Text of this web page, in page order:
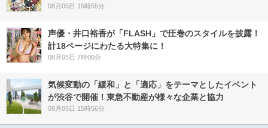
08月05日 15時55分
声優・井口裕香が「FLASH」で圧巻のスタイルを披露！
計18ページにわたる大特集に！
08月05日 7時00分
気候変動の「緩和」と「適応」をテーマとしたイベント
が渋谷で開催！東急不動産が様々な企業と協力
08月05日 15時56分